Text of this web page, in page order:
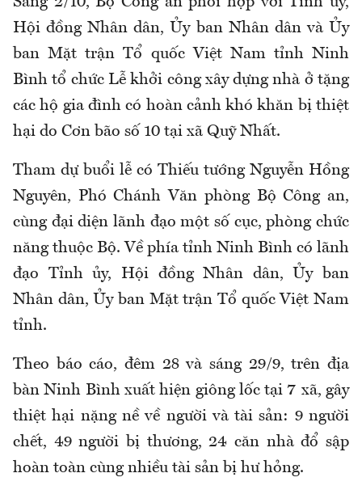
Hội đồng Nhân dân, Ủy ban Nhân dân và Ủy
ban Mặt trận Tổ quốc Việt Nam tỉnh Ninh
Bình tổ chức Lễ khởi công xây dựng nhà ở tặng
các hộ gia đình có hoàn cảnh khó khăn bị thiệt
hại do Cơn bão số 10 tại xã Quỹ Nhất.
Tham dự buổi lễ có Thiếu tướng Nguyễn Hồng
Nguyên, Phó Chánh Văn phòng Bộ Công an,
cùng đại diện lãnh đạo một số cục, phòng chức
năng thuộc Bộ. Về phía tỉnh Ninh Bình có lãnh
đạo Tỉnh ủy, Hội đồng Nhân dân, Ủy ban
Nhân dân, Ủy ban Mặt trận Tổ quốc Việt Nam
tỉnh.
Theo báo cáo, đêm 28 và sáng 29/9, trên địa
bàn Ninh Bình xuất hiện giông lốc tại 7 xã, gây
thiệt hại nặng nề về người và tài sản: 9 người
chết, 49 người bị thương, 24 căn nhà đổ sập
hoàn toàn cùng nhiều tài sản bị hư hỏng.